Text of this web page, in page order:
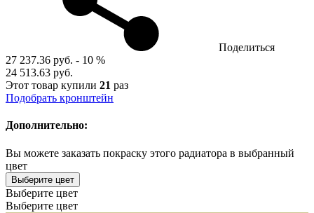
Поделиться
27 237.36 руб. - 10 %
24 513.63 руб.
Этот товар купили 21 раз
Подобрать кронштейн
Дополнительно:
Вы можете заказать покраску этого радиатора в выбранный
цвет
Выберите цвет
Выберите цвет
Выберите цвет